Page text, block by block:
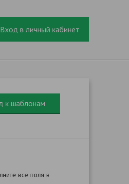
Вход в личный кабинет
к шаблонам
все поля в